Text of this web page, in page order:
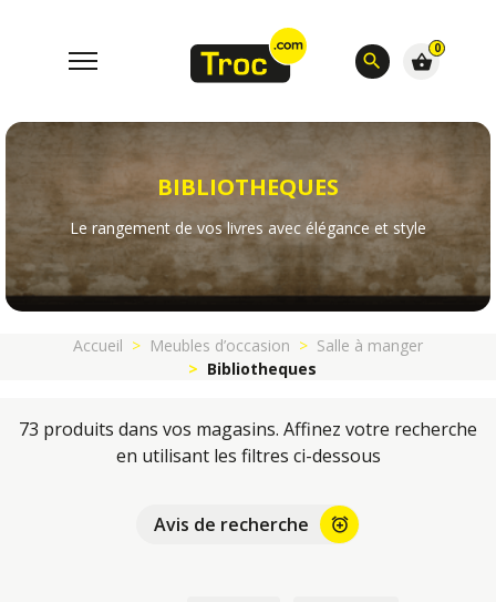
search
0
shopping_basket
BIBLIOTHEQUES
Le rangement de vos livres avec élégance et style
Accueil Meubles d’occasion
Salle à manger
Bibliotheques
73 produits dans vos magasins. Affinez votre recherche
en utilisant les filtres ci-dessous
Avis de recherche alarm_add